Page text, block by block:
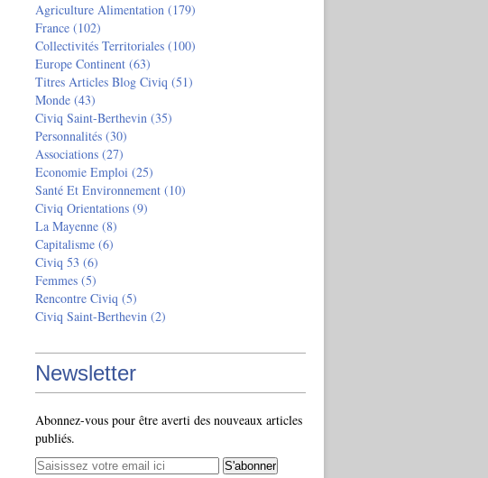
Agriculture Alimentation (179)
France (102)
Collectivités Territoriales (100)
Europe Continent (63)
Titres Articles Blog Civiq (51)
Monde (43)
Civiq Saint-Berthevin (35)
Personnalités (30)
Associations (27)
Economie Emploi (25)
Santé Et Environnement (10)
Civiq Orientations (9)
La Mayenne (8)
Capitalisme (6)
Civiq 53 (6)
Femmes (5)
Rencontre Civiq (5)
Civiq Saint-Berthevin (2)
Newsletter
Abonnez-vous pour être averti des nouveaux articles
publiés.